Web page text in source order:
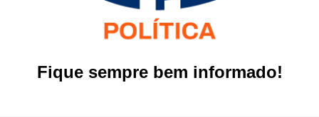
Fique sempre bem informado!